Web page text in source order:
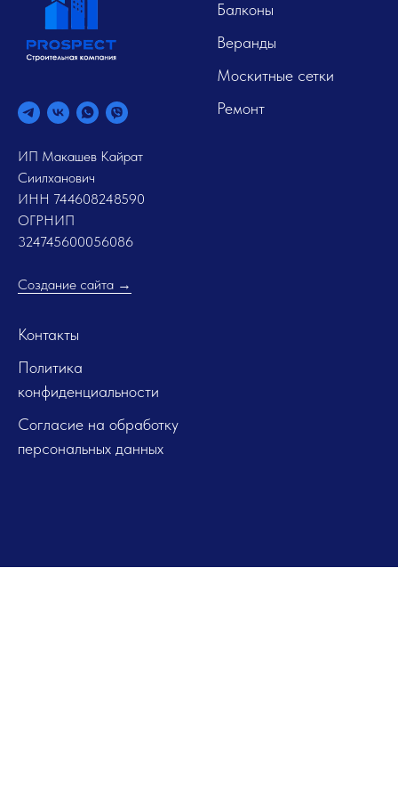
ИП Макашев Кайрат
Сиилханович
ИНН 744608248590
ОГРНИП
324745600056086
Создание сайта →
Балконы
Веранды
Москитные сетки
Ремонт
Контакты
Политика
конфиденциальности
Согласие на обработку
персональных данных